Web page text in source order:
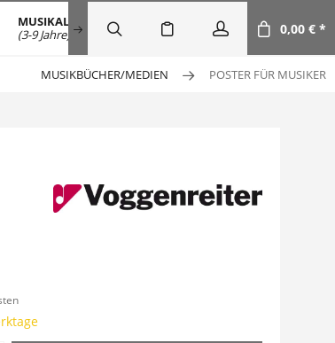
MUSIKALISCHE FRÜHERZIEHUNG
(3-9 Jahre)
SALE 0,00 € *
MUSIKBÜCHER/MEDIEN POSTER FÜR MUSIKER